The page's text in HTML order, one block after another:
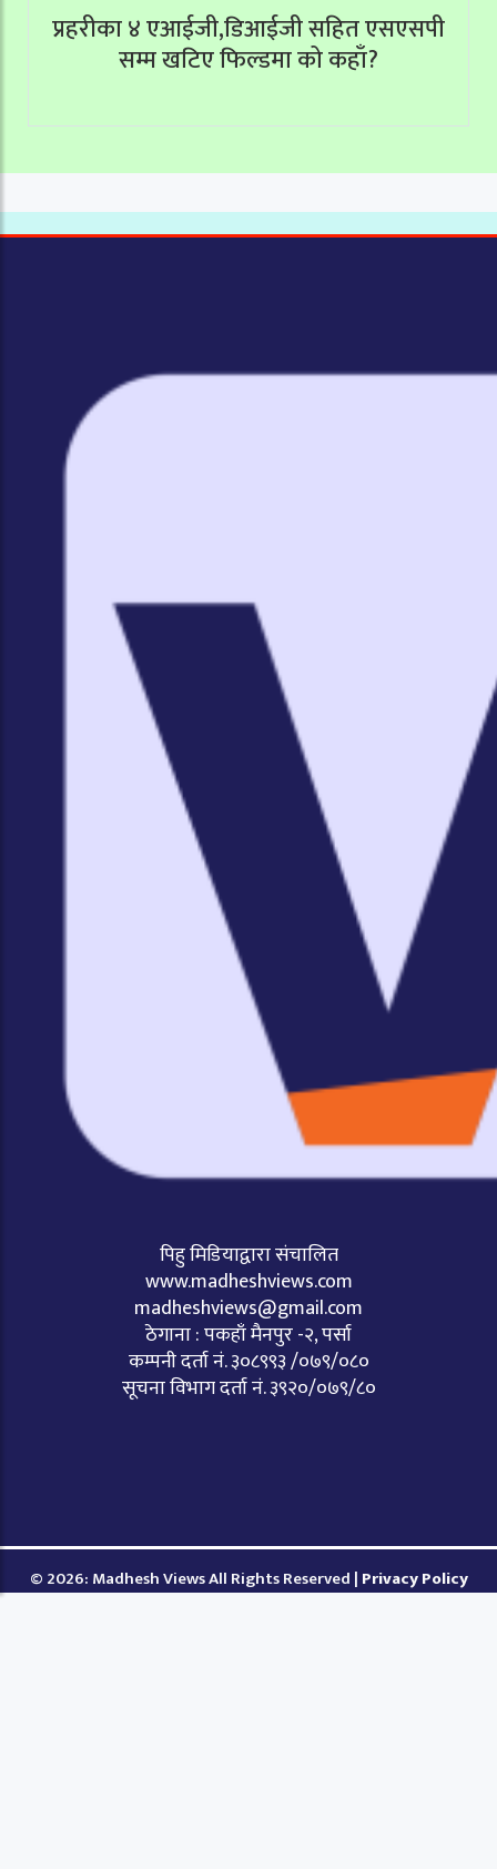
प्रहरीका ४ एआईजी,डिआईजी सहित एसएसपी
सम्म खटिए फिल्डमा को कहाँ?
पिहु मिडियाद्वारा संचालित
www.madheshviews.com
madheshviews@gmail.com
ठेगाना : पकहाँ मैनपुर -२, पर्सा
कम्पनी दर्ता नं. ३०८९९३ /०७९/०८०
सूचना विभाग दर्ता नं. ३९२०/०७९/८०
© 2026: Madhesh Views All Rights Reserved | Privacy Policy